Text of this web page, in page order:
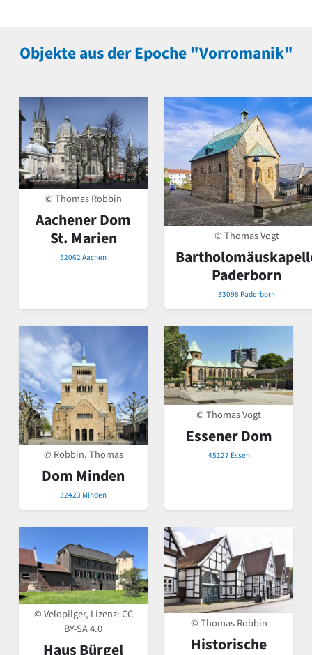
Objekte aus der Epoche "Vorromanik"
© Thomas Robbin
Aachener Dom
St. Marien
52062 Aachen
© Thomas Vogt
Paderborn
33098 Paderborn
© Robbin, Thomas
Dom Minden
32423 Minden
© Thomas Vogt
Essener Dom
45127 Essen
© Velopilger, Lizenz:CC
BY-SA 4.0
Haus Bürgel
© Thomas Robbin
Historische